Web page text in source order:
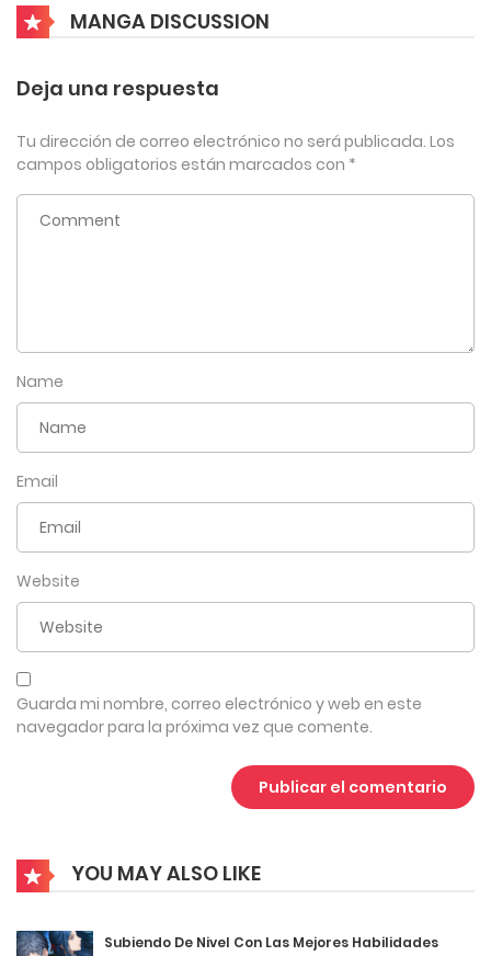
mayo 4, 2026
4 Capítulo 416
mayo 4, 2026
mayo 4, 2026
4
mayo 4, 2026
4
mayo 4, 2026
4 Capítulo 410
mayo 4, 2026
4 Capítulo 408
MANGA DISCUSSION
Deja una respuesta
Tu dirección de correo electrónico no será publicada. Los
campos obligatorios están marcados con *
Name
Email
Website
Guarda mi nombre, correo electrónico y web en este
navegador para la próxima vez que comente.
YOU MAY ALSO LIKE
Subiendo De Nivel Con Las Mejores Habilidades